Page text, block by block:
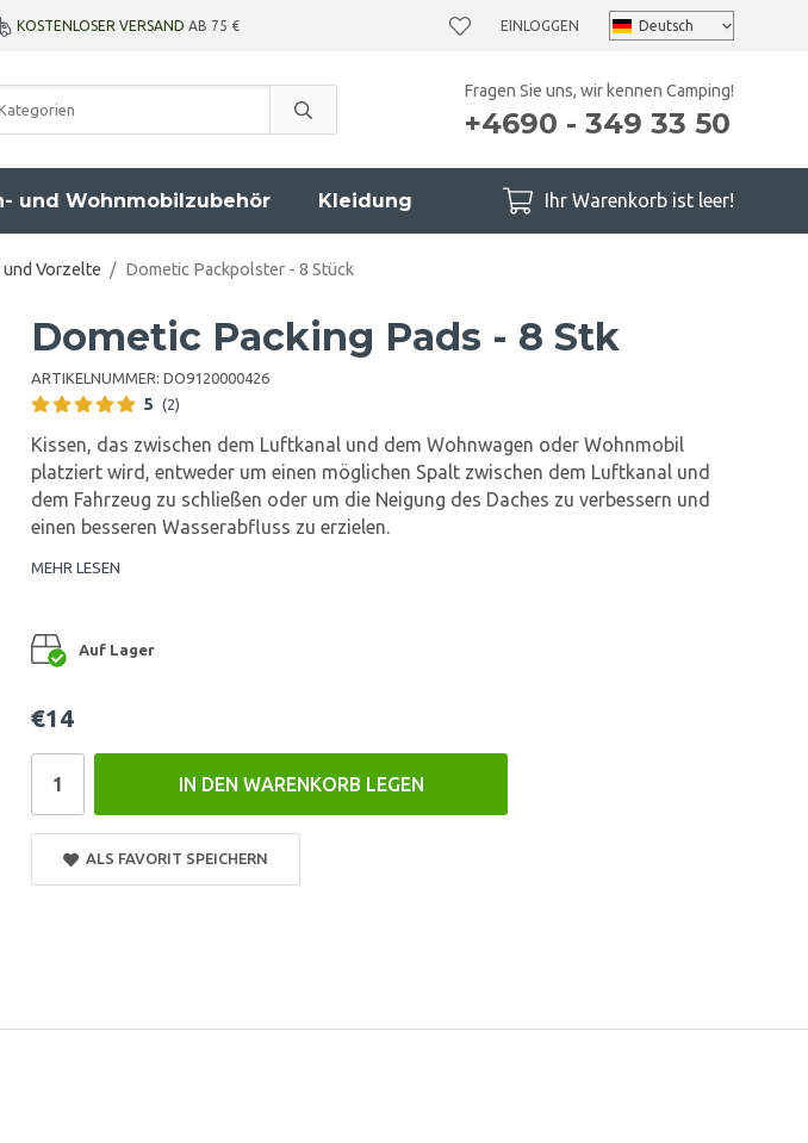
KOSTENLOSER VERSAND AB 75 € EINLOGGEN
Fragen Sie uns, wir kennen Camping!
+4690 - 349 33 50
und Wohnmobilzubehör Kleidung Ihr Warenkorb ist leer!
Vorzelte / Dometic Packpolster - 8 Stück
Dometic Packing Pads - 8 Stk
ARTIKELNUMMER: DO9120000426
5 (2)
Kissen, das zwischen dem Luftkanal und dem Wohnwagen oder Wohnmobil
platziert wird, entweder um einen möglichen Spalt zwischen dem Luftkanal und
dem Fahrzeug zu schließen oder um die Neigung des Daches zu verbessern und
einen besseren Wasserabfluss zu erzielen.
MEHR LESEN
Auf Lager
€14
IN DEN WARENKORB LEGEN
ALS FAVORIT SPEICHERN